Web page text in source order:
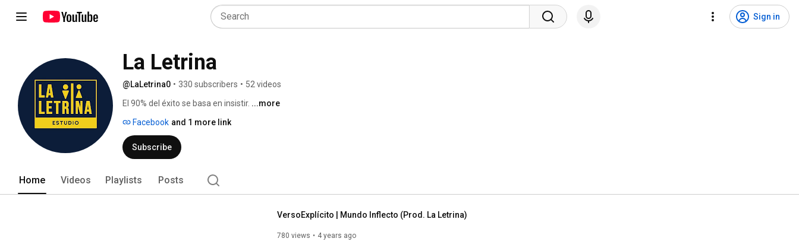
Sign in
La Letrina
@LaLetrina0 • 330 subscribers • 52 videos
El 90% del éxito se basa en insistir. ...more
Facebook and 1 more link
Subscribe
Home Videos Playlists Posts
VersoExplícito | Mundo Inflecto (Prod. La Letrina)
780 views 4 years ago